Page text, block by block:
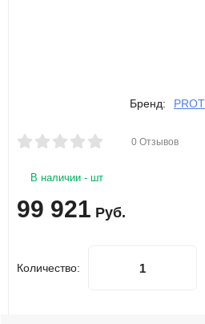
Бренд:
0 Отзывов
В наличии - шт
99 921 Руб.
Количество: